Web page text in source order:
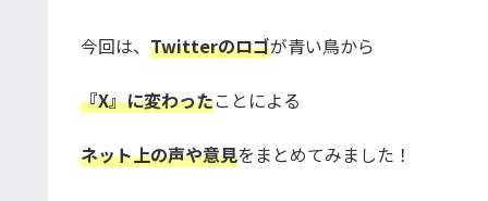
今回は、 Twitterのロゴが青い鳥から
『X』に変わったことによる
ネット上の声や意見をまとめてみました！